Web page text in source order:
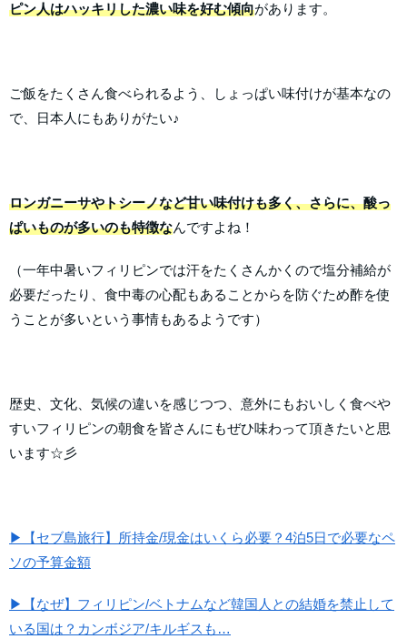
ピン人はハッキリした濃い味を好む傾向があります。
ご飯をたくさん食べられるよう、しょっぱい味付けが基本なの
で、日本人にもありがたい♪
ロンガニーサやトシーノなど甘い味付けも多く、さらに、酸っ
ぱいものが多いのも特徴なんですよね！
（一年中暑いフィリピンでは汗をたくさんかくので塩分補給が
必要だったり、食中毒の心配もあることからを防ぐため酢を使
うことが多いという事情もあるようです）
歴史、文化、気候の違いを感じつつ、意外にもおいしく食べや
すいフィリピンの朝食を皆さんにもぜひ味わって頂きたいと思
います☆彡
▶【セブ島旅行】所持金/現金はいくら必要？4泊5日で必要なペ
ソの予算金額
▶【なぜ】フィリピン/ベトナムなど韓国人との結婚を禁止して
いる国は？カンボジア/キルギスも…